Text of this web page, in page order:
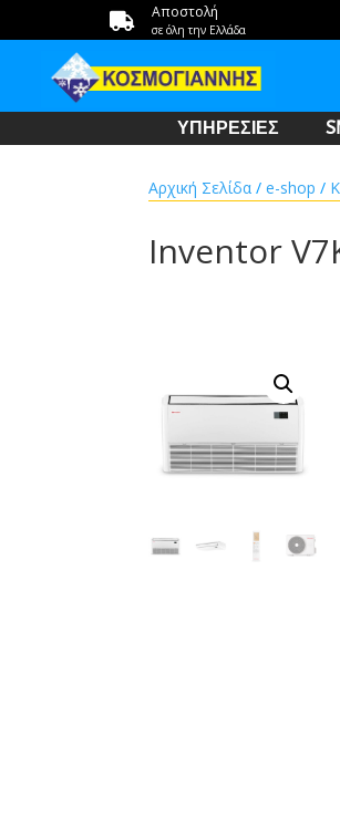
 Αποστολή
σε όλη την Ελλάδα
ΥΠΗΡΕΣΙΕΣ
Αρχική Σελίδα /e-shop /
Inventor